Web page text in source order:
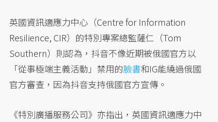
英國資訊適應力中心（Centre for Information
Resilience, CIR）的特別專案總監薩仁（Tom
Southern）則認為，抖音不像近期被俄國官方以
「從事極端主義活動」禁用的臉書和IG能繞過俄國
官方審查，因為抖音支持俄國官方宣傳。
《特別廣播服務公司》亦指出，英國資訊適應力中